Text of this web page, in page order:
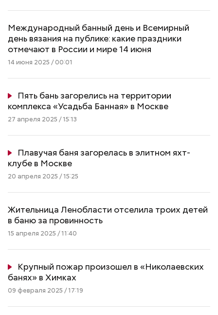
Международный банный день и Всемирный
день вязания на публике: какие праздники
отмечают в России и мире 14 июня
14 июня 2025 / 00:01
Пять бань загорелись на территории
комплекса «Усадьба Банная» в Москве
27 апреля 2025 / 15:13
Плавучая баня загорелась в элитном яхт-
клубе в Москве
20 апреля 2025 / 15:25
Жительница Ленобласти отселила троих детей
в баню за провинность
15 апреля 2025 / 11:40
Крупный пожар произошел в «Николаевских
банях» в Химках
09 февраля 2025 / 17:19